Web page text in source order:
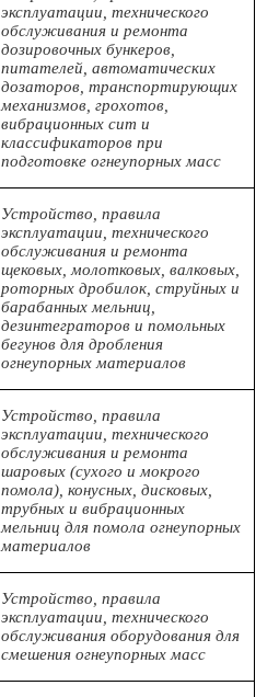
эксплуатации, технического
обслуживания и ремонта
дозировочных бункеров,
питателей, автоматических
дозаторов, транспортирующих
механизмов, грохотов,
вибрационных сит и
классификаторов при
подготовке огнеупорных масс
Устройство, правила
эксплуатации, технического
обслуживания и ремонта
щековых, молотковых, валковых,
роторных дробилок, струйных и
барабанных мельниц,
дезинтеграторов и помольных
бегунов для дробления
огнеупорных материалов
Устройство, правила
эксплуатации, технического
обслуживания и ремонта
шаровых (сухого и мокрого
помола), конусных, дисковых,
трубных и вибрационных
мельниц для помола огнеупорных
материалов
Устройство, правила
эксплуатации, технического
обслуживания оборудования для
смешения огнеупорных масс